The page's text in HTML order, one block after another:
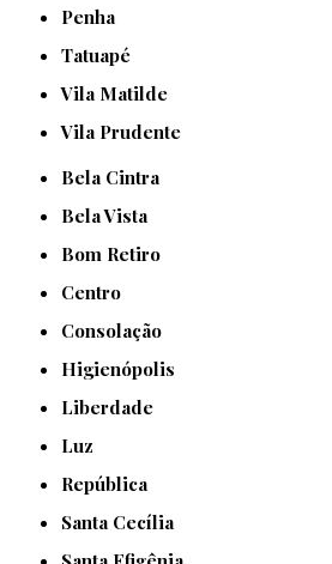
Penha
Tatuapé
Vila Matilde
Vila Prudente
Bela Cintra
Bela Vista
Bom Retiro
Centro
Consolação
Higienópolis
Liberdade
Luz
República
Santa Cecília